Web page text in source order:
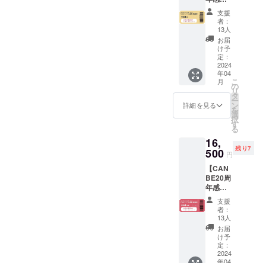
ディア
にモテ
る文化
人にな
るに
は」by
鶴間政
行✕お
かざき
なな
(収録時
間：10
分) -東
と腟ケ
ア基礎
講座 by
船水隆
広(収録
時間：
39分)
テテク
講座(収
録時
間：27
分) -
ヴィ
ジョン
クリエ
イト(収
録時
分) -
「メ
にモテ
る文化
人にな
るに
は」by
鶴間政
行✕お
かざき
なな
(収録時
間：10
洋医学
と腟ケ
私たち
の明る
い生き
方」
（ダウ
ンロー
ドURL
をメー
ル送
付）
視聴
ページ
URL、
視聴方
法を記
載しま
す。 ・
膣ケア
のテキ
スト教
メール
にURL
を記載
しま
す。 ・
ラ
ビュー
ティオ
イル
（定価
¥8,800
税込）
／郵送
興味が
ある！
20周年
のお祝
いがし
たい！
そんな
あなた
へ お祝
いチ
ケット
・お礼
メッ
セージ
・PDF
教材 -
マスメ
ディア
を使っ
たブラ
ンディ
ング戦
略」by
おかざ
祭 参加
権 A】
※郵送は
されま
せん。※
動画と
PDF提
供方
法：
メール
にURL
を記載
しま
当日受
付のリ
ストに
て対
応。 ※
自由席1
名 ※Aエ
リア
（VIP席
の次に
見やす
いお
席、購
支援
者：
13人
お届
け予
定：
2024
年04
月
詳細を見る
こ
の
リ
タ
ー
ン
を
選
択
す
る
16,
500 円
残り7
【CAN
BE20周
年感謝
祭 参加
権VIP】
※郵送は
されま
せん。※
動画と
PDF提
支援
者：
13人
お届
け予
定：
2024